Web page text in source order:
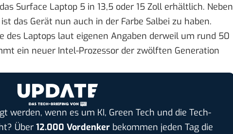
Surface Laptop 5 in 13,5 oder 15 Zoll erhältlich. Neben
das Gerät nun auch in der Farbe Salbei zu haben.
des Laptops laut eigenen Angaben derweil um rund 50
ein neuer Intel-Prozessor der zwölften Generation
werden, wenn es um KI, Green Tech und die Tech-
Über 12.000 Vordenkerbekommen jeden Tag die